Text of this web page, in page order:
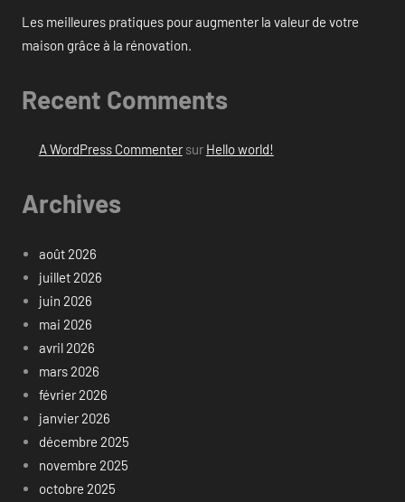
Les meilleures pratiques pour augmenter la valeur de votre
maison grâce à la rénovation.
Recent Comments
A WordPress Commentersur Hello world!
Archives
août 2026
juillet 2026
juin 2026
mai 2026
avril 2026
mars 2026
février 2026
janvier 2026
décembre 2025
novembre 2025
octobre 2025